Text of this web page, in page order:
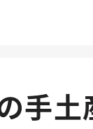
手